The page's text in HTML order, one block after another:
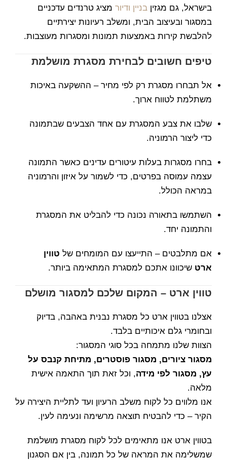
בישראל, גם מגזין בניין ודיור מציג טרנדים עדכניים
במסגור ובעיצוב הבית, ומשלב רעיונות יצירתיים
להלבשת קירות באמצעות תמונות ומסגרות מעוצבות.
טיפים חשובים לבחירת מסגרת מושלמת
אל תבחרו מסגרת רק לפי מחיר – ההשקעה באיכות
משתלמת לטווח ארוך.
שלבו את צבע המסגרת עם אחד הצבעים שבתמונה
כדי ליצור הרמוניה.
בחרו מסגרות בעלות עיטורים עדינים כאשר התמונה
עצמה עמוסה בפרטים, כדי לשמור על איזון והרמוניה
במראה הכולל.
השתמשו בתאורה נכונה כדי להבליט את המסגרת
והתמונה יחד.
אם מתלבטים – התייעצו עם המומחים של טווין
ארט שיכוונו אתכם למסגרת המתאימה ביותר.
טווין ארט – המקום שלכם למסגור מושלם
אצלנו בטווין ארט כל מסגרת נבנית באהבה, בדיוק
ובחומרי גלם איכותיים בלבד.
הצוות שלנו מתמחה בכל סוגי המסגור:
מסגור ציורים, מסגור פוסטרים, מתיחת קנבס על
עץ, מסגור לפי מידה, וכל זאת תוך התאמה אישית
מלאה.
אנו מלווים כל לקוח משלב הרעיון ועד לתליית היצירה על
הקיר – כדי להבטיח תוצאה מרשימה ונעימה לעין.
בטווין ארט אנו מתאימים לכל לקוח מסגרת מושלמת
שמשלימה את המראה של כל תמונה, בין אם הסגנון